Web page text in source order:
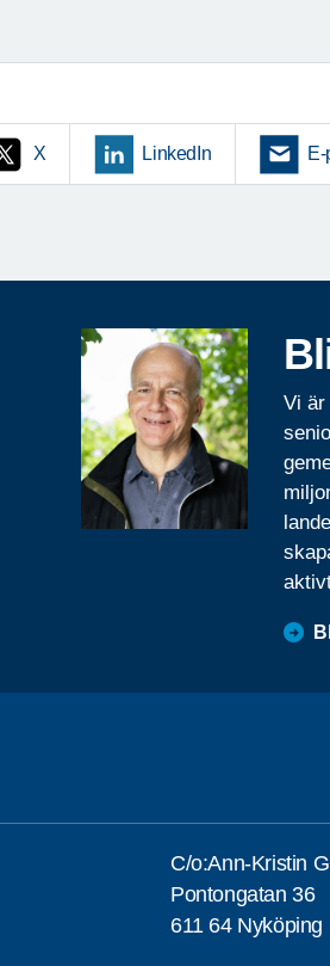
X LinkedIn
Vi är
C/o:Ann-Kristin
Pontongatan 36
611 64 Nyköping